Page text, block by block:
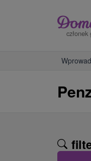
członek